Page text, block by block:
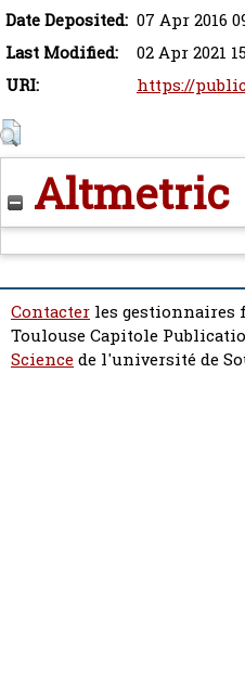
Date Deposited: 07 Apr 2016
Last Modified:
02 Apr 2021
URI:
https://
Altmetric
Contacter les gestionnaires
Toulouse Capitole
Sciencede l'université de